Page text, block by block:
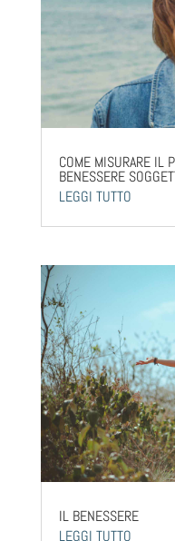
COME MISURARE IL
BENESSERE
LEGGI TUTTO
IL BENESSERE
LEGGI TUTTO